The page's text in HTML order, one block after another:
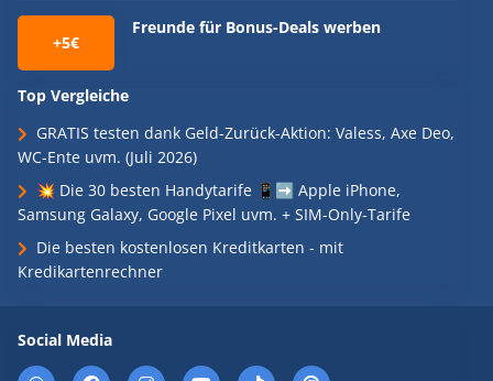
+5€
Freunde für Bonus-Deals werben
Top Vergleiche
GRATIS testen dank Geld-Zurück-Aktion: Valess, Axe Deo,
WC-Ente uvm. (Juli 2026)
💥 Die 30 besten Handytarife 📱➡️ Apple iPhone,
Samsung Galaxy, Google Pixel uvm. + SIM-Only-Tarife
Die besten kostenlosen Kreditkarten - mit
Kredikartenrechner
Social Media